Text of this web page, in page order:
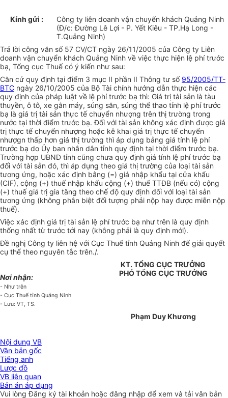
Kính gửi :
Công ty liên doanh vận chuyển khách Quảng Ninh
(Đ/c: Đường Lê Lợi - P. Yết Kiêu - TP.Hạ Long -
T.Quảng Ninh)
Trả lời công văn số 57 CV/CT ngày 26/11/2005 của Công ty Liên
doanh vận chuyển khách Quảng Ninh về việc thực hiện lệ phí trước
bạ, Tổng cục Thuế có ý kiến như sau:
Căn cứ quy định tại điểm 3 mục II phần II Thông tư số 95/2005/TT-
BTC ngày 26/10/2005 của Bộ Tài chính hướng dẫn thực hiện các
quy định của pháp luật về lệ phí trước bạ thì: Giá trị tài sản là tàu
thuyền, ô tô, xe gắn máy, súng săn, súng thể thao tính lệ phí trước
bạ là giá trị tài sản thực tế chuyển nhượng trên thị trường trong
nước tại thời điểm trước bạ. Đối với tài sản không xác định được giá
trị thực tế chuyển nhượng hoặc kê khai giá trị thực tế chuyển
nhượgn thấp hơn giá thị trường thì áp dụng bảng giá tính lệ phí
trước bạ do Ủy ban nhân dân tỉnh quy định tại thời điểm trước bạ.
Trường hợp UBND tỉnh cũng chưa quy định giá tính lệ phí trước bạ
đối với tài sản đó, thì áp dụng theo giá thị trường của loại tài sản
tương ứng, hoặc xác định bằng (=) giá nhập khẩu tại cửa khẩu
(CIF), cộng (+) thuế nhập khẩu cộng (+) thuế TTĐB (nếu có) cộng
(+) thuế giá trị gia tăng theo chế độ quy định đối với loại tài sản
tương ứng (không phân biệt đối tượng phải nộp hay được miễn nộp
thuế).
Việc xác định giá trị tài sản lệ phí trước bạ như trên là quy định
thống nhất từ trước tới nay (không phải là quy định mới).
Đề nghị Công ty liên hệ với Cục Thuế tỉnh Quảng Ninh để giải quyết
cụ thể theo nguyên tắc trên./.
Nơi nhận:
- Như trên
- Cục Thuế tỉnh Quảng Ninh
- Lưu: VT, TS.
KT. TỔNG CỤC TRƯỞNG
PHÓ TỔNG CỤC TRƯỞNG
Phạm Duy Khương
Nội dung VB
Văn bản gốc
Tiếng anh
Lược đồ
VB liên quan
Bản án áp dụng
Vui lòngĐăng ký tài khoản hoặc đăng nhập để xem và tải văn bản